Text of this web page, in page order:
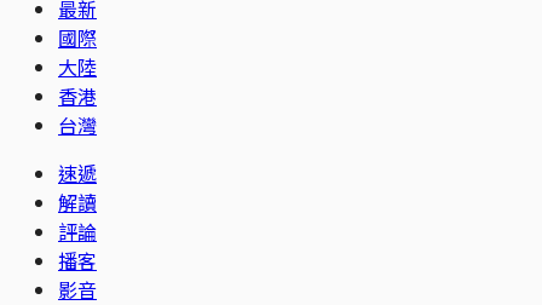
最新
國際
大陸
香港
台灣
速遞
解讀
評論
播客
影音